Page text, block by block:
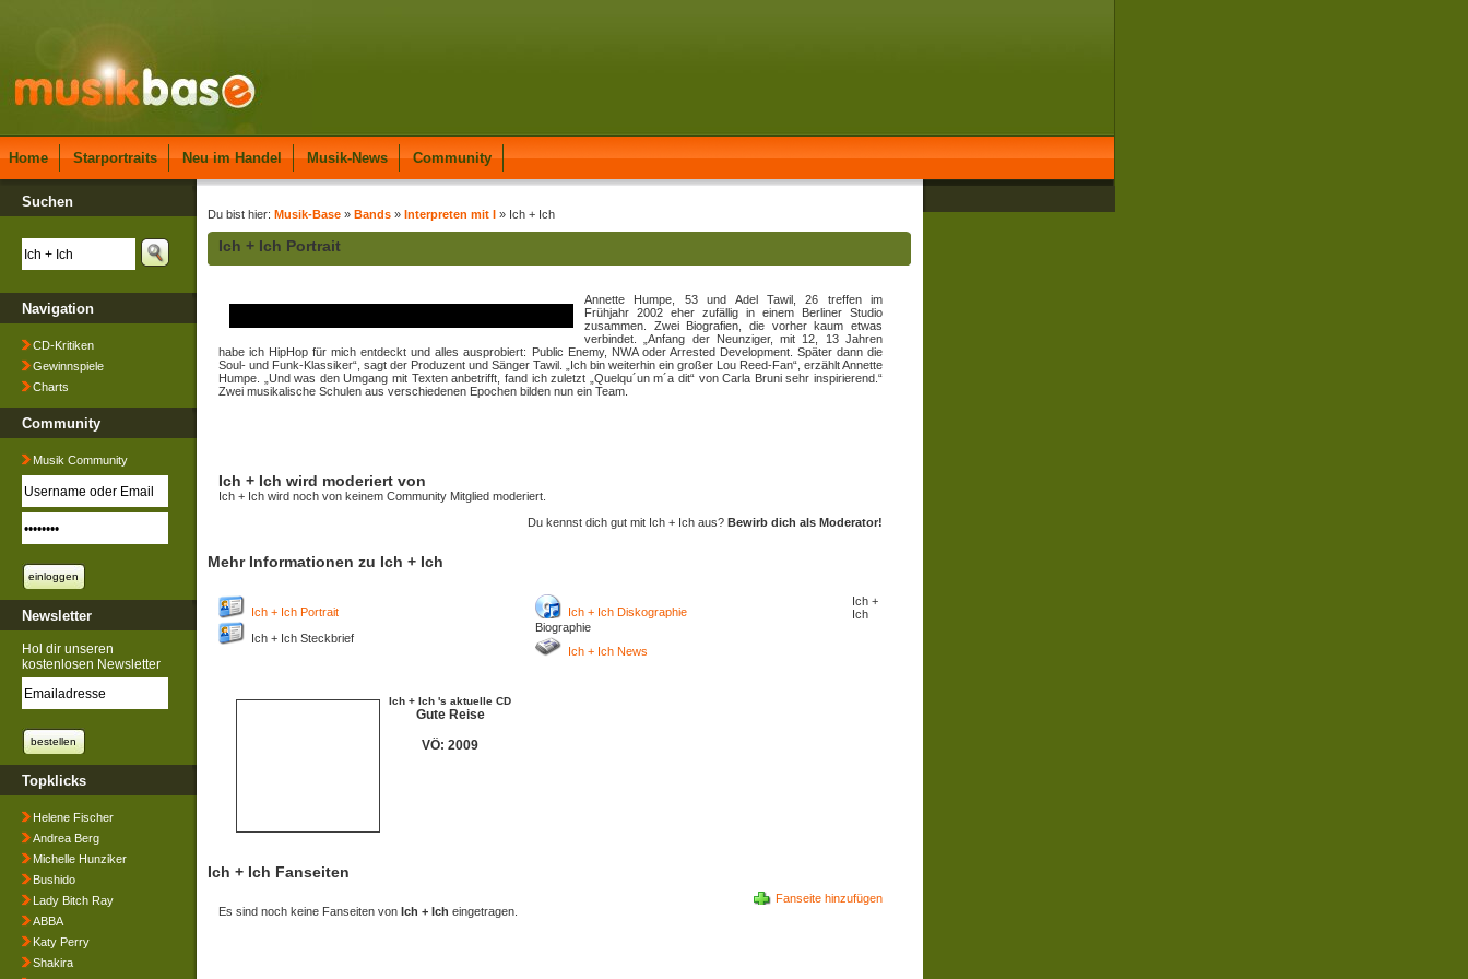
Home Starportraits Neu im Handel Musik-News Community
Suchen
Navigation
CD-Kritiken
Gewinnspiele
Charts
Community
Musik Community
Newsletter
Hol dir unseren
kostenlosen Newsletter
Topklicks
Helene Fischer
Andrea Berg
Michelle Hunziker
Bushido
Lady Bitch Ray
ABBA
Katy Perry
Shakira
Du bist hier: Musik-Base » Bands » Interpreten mit I » Ich + Ich
Ich + Ich Portrait
Annette Humpe, 53 und Adel Tawil, 26 treffen im
Frühjahr 2002 eher zufällig in einem Berliner Studio
zusammen. Zwei Biografien, die vorher kaum etwas
verbindet. „Anfang der Neunziger, mit 12, 13 Jahren
habe ich HipHop für mich entdeckt und alles ausprobiert: Public Enemy, NWA oder Arrested Development. Später dann die
Soul- und Funk-Klassiker“, sagt der Produzent und Sänger Tawil. „Ich bin weiterhin ein großer Lou Reed-Fan“, erzählt Annette
Humpe. „Und was den Umgang mit Texten anbetrifft, fand ich zuletzt „Quelqu´un m´a dit“ von Carla Bruni sehr inspirierend.“
Zwei musikalische Schulen aus verschiedenen Epochen bilden nun ein Team.
Ich + Ich wird moderiert von
Ich + Ich wird noch von keinem Community Mitglied moderiert.
Du kennst dich gut mit Ich + Ich aus? Bewirb dich als Moderator!
Mehr Informationen zu Ich + Ich
Ich + Ich Portrait Ich + Ich Diskographie
Ich +
Ich
Biographie
Ich + Ich Steckbrief
Ich + Ich News
Ich + Ich 's aktuelle CD
Gute Reise
VÖ: 2009
Ich + Ich Fanseiten
Fanseite hinzufügen
Es sind noch keine Fanseiten von Ich + Ich eingetragen.